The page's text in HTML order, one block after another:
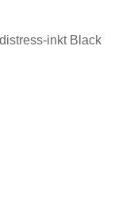
inkt Black